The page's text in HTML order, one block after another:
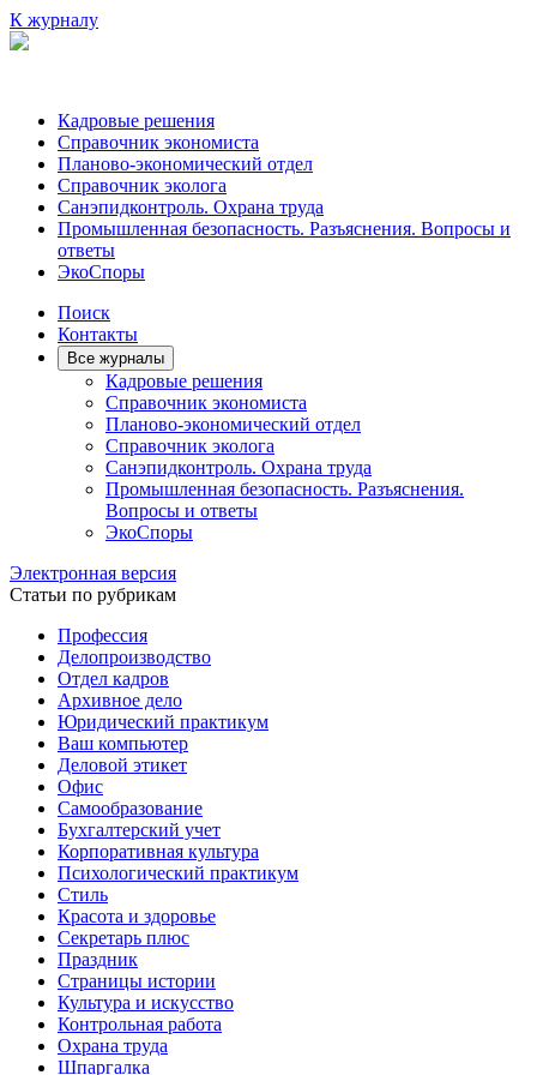
К журналу
Кадровые решения
Справочник экономиста
Планово-экономический отдел
Справочник эколога
Санэпидконтроль. Охрана труда
Промышленная безопасность. Разъяснения. Вопросы и
ответы
ЭкоСпоры
Поиск
Контакты
Все журналы
Кадровые решения
Справочник экономиста
Планово-экономический отдел
Справочник эколога
Санэпидконтроль. Охрана труда
Промышленная безопасность. Разъяснения.
Вопросы и ответы
ЭкоСпоры
Электронная версия
Статьи по рубрикам
Профессия
Делопроизводство
Отдел кадров
Архивное дело
Юридический практикум
Ваш компьютер
Деловой этикет
Офис
Самообразование
Бухгалтерский учет
Корпоративная культура
Психологический практикум
Стиль
Красота и здоровье
Секретарь плюс
Праздник
Страницы истории
Культура и искусство
Контрольная работа
Охрана труда
Шпаргалка